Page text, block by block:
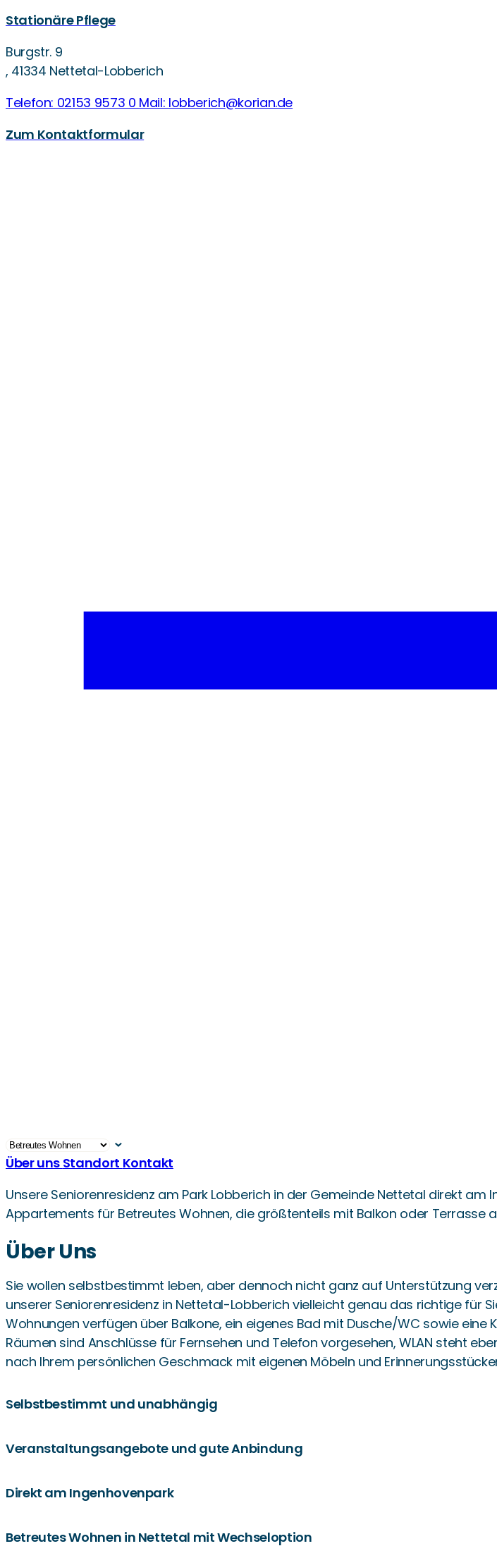
Stationäre Pflege
Burgstr. 9
, 41334 Nettetal-Lobberich
Telefon: 02153 9573 0 Mail: lobberich@korian.de
Zum Kontaktformular
Über uns Standort Kontakt
Unsere Seniorenresidenz am Park Lobberich in der Gemeinde Nettetal direkt
Appartements für Betreutes Wohnen, die größtenteils mit Balkon oder Terrasse
Über Uns
Sie wollen selbstbestimmt leben, aber dennoch nicht ganz auf Unterstützung
unserer Seniorenresidenz in Nettetal-Lobberich vielleicht genau das richtige für
Wohnungen verfügen über Balkone, ein eigenes Bad mit Dusche/WC sowie
Räumen sind Anschlüsse für Fernsehen und Telefon vorgesehen, WLAN steht
nach Ihrem persönlichen Geschmack mit eigenen Möbeln und
Selbstbestimmt und unabhängig
Im betreuten Wohnen in der Seniorenresidenz am Park Lobberich in Nettetal
Ihrer Räume oder die Pflege Ihrer Wäsche nicht mehr selbst erledigen wollen,
Veranstaltungsangebote und gute Anbindung
Unsere Mieter im betreuten Wohnen profitieren zudem von verschiedenen
Stadtzentrum von Nettetal-Lobberich angebunden ist, befinden sich
Direkt am Ingenhovenpark
Von viel Grün umgeben und doch zentral in Lobberich liegt die Seniorenresidenz
Betreutes Wohnen in Nettetal mit Wechseloption